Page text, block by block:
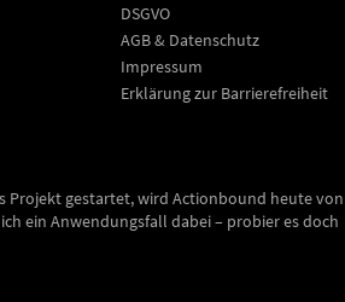
DSGVO
AGB & Datenschutz
Impressum
Erklärung zur Barrierefreiheit
Projekt gestartet, wird Actionbound heute von
ein Anwendungsfall dabei – probier es doch